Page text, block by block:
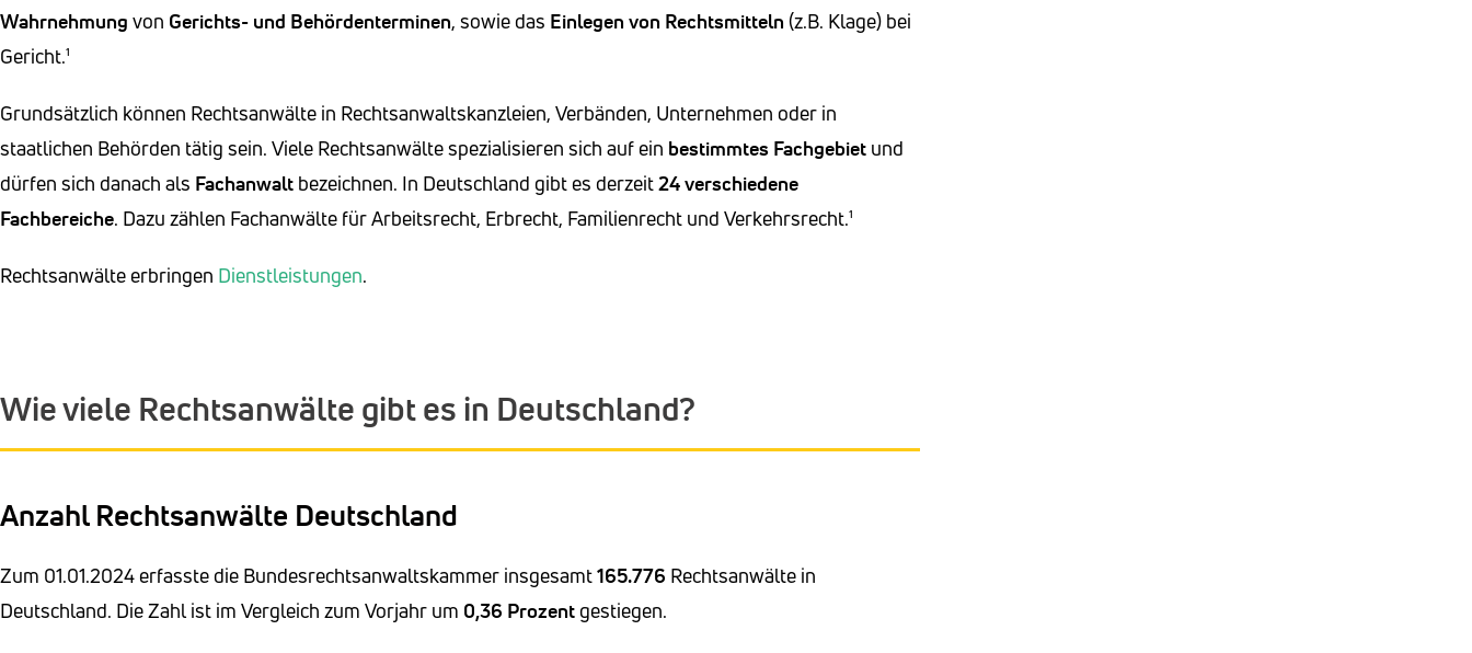
Wahrnehmung von Gerichts- und Behördenterminen, sowie das Einlegen von Rechtsmitteln (z.B. Klage) bei
Gericht.¹
Grundsätzlich können Rechtsanwälte in Rechtsanwaltskanzleien, Verbänden, Unternehmen oder in
staatlichen Behörden tätig sein. Viele Rechtsanwälte spezialisieren sich auf ein bestimmtes Fachgebiet und
dürfen sich danach als Fachanwalt bezeichnen. In Deutschland gibt es derzeit24 verschiedene
Fachbereiche. Dazu zählen Fachanwälte für Arbeitsrecht, Erbrecht, Familienrecht und Verkehrsrecht.¹
Rechtsanwälte erbringen Dienstleistungen.
Wie viele Rechtsanwälte gibt es in Deutschland?
Anzahl Rechtsanwälte Deutschland
Zum 01.01.2024 erfasste die Bundesrechtsanwaltskammer insgesamt165.776 Rechtsanwälte in
Deutschland. Die Zahl ist im Vergleich zum Vorjahr um 0,36 Prozentgestiegen.